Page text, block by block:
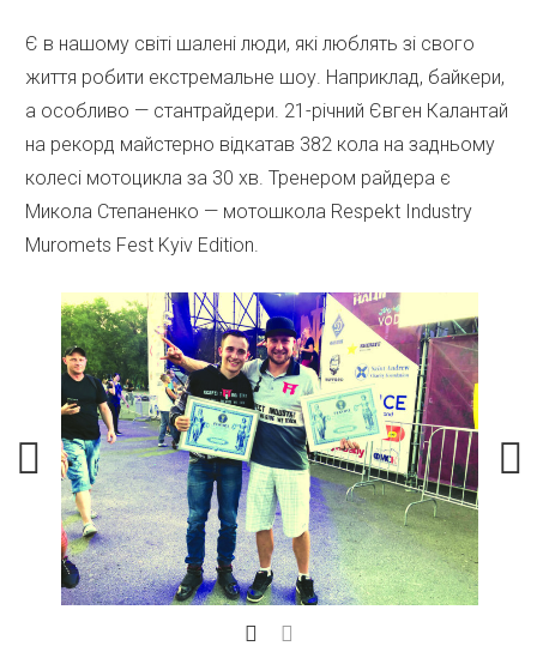
Є в нашому світі шалені люди, які люблять зі свого
життя робити екстремальне шоу. Наприклад, байкери,
а особливо — стантрайдери. 21-річний Євген Калантай
на рекорд майстерно відкатав 382 кола на задньому
колесі мотоцикла за 30 хв. Тренером райдера є
Микола Степаненко — мотошкола Respekt Industry
Muromets Fest Kyiv Edition.